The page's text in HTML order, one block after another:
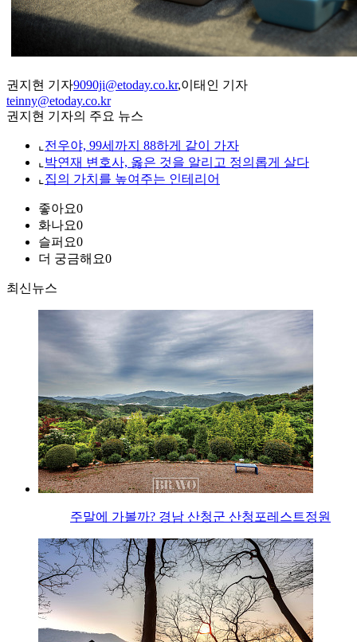
권지현 기자9090ji@etoday.co.kr,이태인 기자
teinny@etoday.co.kr
권지현 기자의 주요 뉴스
⌞ 전우야, 99세까지 88하게 같이 가자
⌞ 박연재 변호사, 옳은 것을 알리고 정의롭게 살다
⌞ 집의 가치를 높여주는 인테리어
좋아요0
화나요0
슬퍼요0
더 궁금해요0
최신뉴스
주말에 가볼까? 경남 산청군 산청포레스트정원